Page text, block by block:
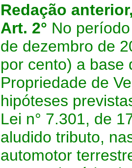
Redação
Art. 2° No
de dezembro de
por cento) a base
Propriedade de
hipóteses
Lei n° 7.301, de
aludido tributo,
automotor